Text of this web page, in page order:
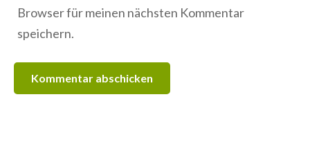
Browser für meinen nächsten Kommentar
speichern.